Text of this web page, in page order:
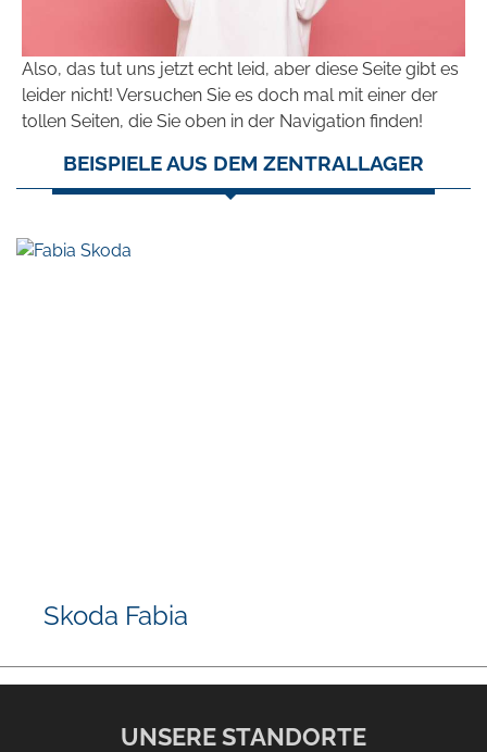
Also, das tut uns jetzt echt leid, aber diese Seite gibt es
leider nicht! Versuchen Sie es doch mal mit einer der
tollen Seiten, die Sie oben in der Navigation finden!
BEISPIELE AUS DEM ZENTRALLAGER
Skoda Fabia
UNSERE STANDORTE